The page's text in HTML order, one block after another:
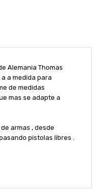
Alemania Thomas
a medida para
de medidas
mas se adapte a
armas , desde
pistolas libres .